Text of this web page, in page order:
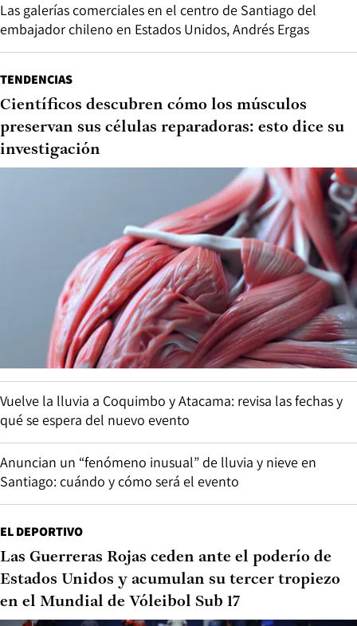
Las galerías comerciales en el centro de Santiago del
embajador chileno en Estados Unidos, Andrés Ergas
TENDENCIAS
Científicos descubren cómo los músculos
preservan sus células reparadoras: esto dice su
investigación
Vuelve la lluvia a Coquimbo y Atacama: revisa las fechas y
qué se espera del nuevo evento
Anuncian un “fenómeno inusual” de lluvia y nieve en
Santiago: cuándo y cómo será el evento
EL DEPORTIVO
Las Guerreras Rojas ceden ante el poderío de
Estados Unidos y acumulan su tercer tropiezo
en el Mundial de Vóleibol Sub 17